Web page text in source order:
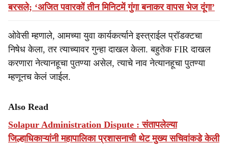
बरसले; ‘अजित पवारकों तीन मिनिटमें गुंगा बनाकर वापस भेज दूंगा’
ओवेसी म्हणाले, आमच्या युवा कार्यकर्त्याने इस्त्राईल प्रॉडक्टचा
निषेध केला, तर त्याच्यावर गुन्हा दाखल केला. बहुतेक FIR दाखल
करणारा नेत्यानहूचा पुतण्या असेल, त्याचे नाव नेत्यानहूचा पुतण्या
म्हणूनच केलं जाईल.
Also Read
Solapur Administration Dispute : संतापलेल्या
जिल्हाधिकाऱ्यांनी महापालिका प्रशासनाची थेट मुख्य सचिवांकडे केली